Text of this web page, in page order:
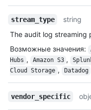
stream_type string
The audit log streaming
Возможные значения:
Hubs , Amazon S3 ,
Cloud Storage , Datadog
vendor_specific